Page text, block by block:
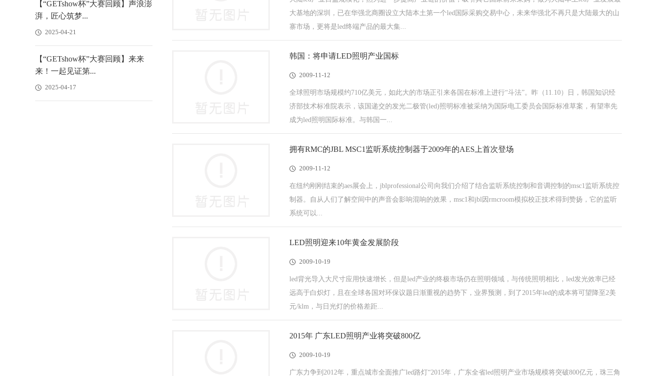
【“GETshow杯”大赛回顾】声浪澎
湃，匠心筑梦...
2025-04-21
【“GETshow杯”大赛回顾】来来
来！一起见证第...
2025-04-17
大基地的深圳，已在华强北商圈设立大陆本土第一个led国际采购交易中心，未来华强北不再只是大陆最大的山
寨市场，更将是led终端产品的最大集...
韩国：将申请LED照明产业国标
2009-11-12
全球照明市场规模约710亿美元，如此大的市场正引来各国在标准上进行“斗法”。昨（11.10）日，韩国知识经
济部技术标准院表示，该国递交的发光二极管(led)照明标准被采纳为国际电工委员会国际标准草案，有望率先
成为led照明国际标准。与韩国一...
拥有RMC的JBL MSC1监听系统控制器于2009年的AES上首次登场
2009-11-12
在纽约刚刚结束的aes展会上，jblprofessional公司向我们介绍了结合监听系统控制和音调控制的msc1监听系统控
制器。自从人们了解空间中的声音会影响混响的效果，msc1和jbl因rmcroom模拟校正技术得到赞扬，它的监听
系统可以...
LED照明迎来10年黄金发展阶段
2009-10-19
led背光导入大尺寸应用快速增长，但是led产业的终极市场仍在照明领域，与传统照明相比，led发光效率已经
远高于白炽灯，且在全球各国对环保议题日渐重视的趋势下，业界预测，到了2015年led的成本将可望降至2美
元/klm，与日光灯的价格差距...
2015年 广东LED照明产业将突破800亿
2009-10-19
广东力争到2012年，重点城市全面推广led路灯“2015年，广东全省led照明产业市场规模将突破800亿元，珠三角